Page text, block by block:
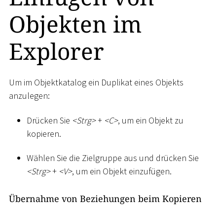
Objekten im
Explorer
Um im Objektkatalog ein Duplikat eines Objekts
anzulegen:
Drücken Sie <Strg>+ <C>, um ein Objekt zu
kopieren.
Wählen Sie die Zielgruppe aus und drücken Sie
<Strg>+ <V>, um ein Objekt einzufügen.
Übernahme von Beziehungen beim Kopieren